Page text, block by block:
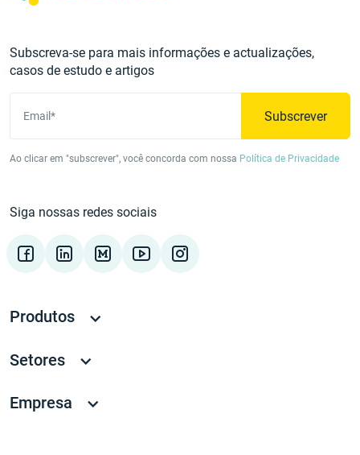
Subscreva-se para mais informações e actualizações,
casos de estudo e artigos
Email* Subscrever
Ao clicar em "subscrever", você concorda com nossa Política de Privacidade
Siga nossas redes sociais
Produtos
Setores
Empresa